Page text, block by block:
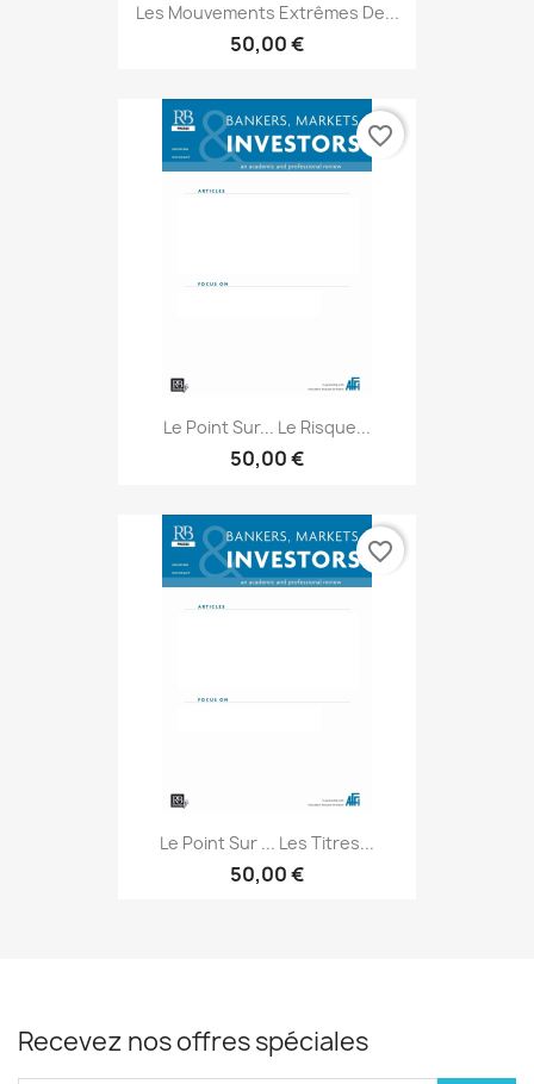
Les Mouvements Extrêmes De...
50,00 €
Le Point Sur... Le Risque...
50,00 €
favorite_border
Le Point Sur ... Les Titres...
50,00 €
favorite_border
Recevez nos offres spéciales